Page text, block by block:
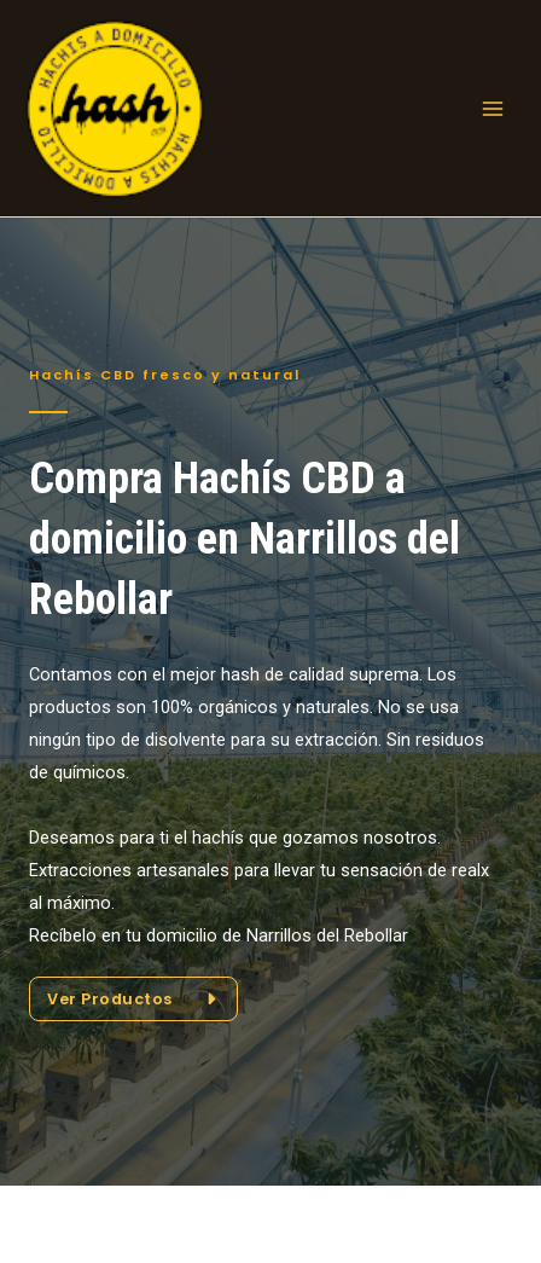
contenido
Hachís CBD fresco y natural
Compra Hachís CBD a
domicilio en Narrillos del
Rebollar
Contamos con el mejor hash de calidad suprema. Los
productos son 100% orgánicos y naturales. No se usa
ningún tipo de disolvente para su extracción. Sin residuos
de químicos.
Deseamos para ti el hachís que gozamos nosotros.
Extracciones artesanales para llevar tu sensación de realx
al máximo.
Recíbelo en tu domicilio de Narrillos del Rebollar
Ver Productos